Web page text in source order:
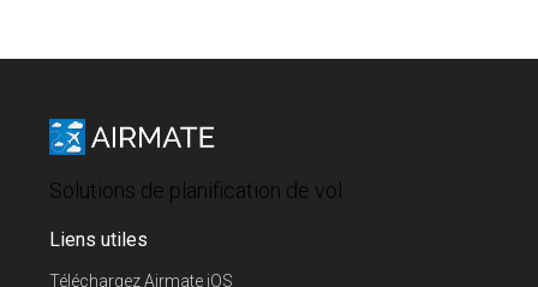
Solutions de planification de vol
Liens utiles
Téléchargez Airmate iOS